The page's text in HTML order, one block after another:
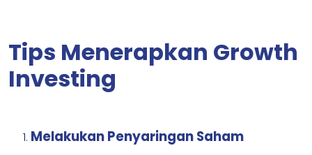
Tips Menerapkan Growth
Investing
Melakukan Penyaringan Saham